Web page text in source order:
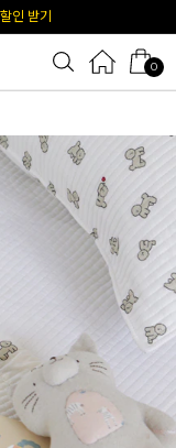
인 쿠폰
0